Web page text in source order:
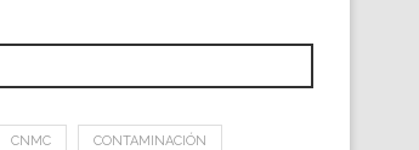
CNMC CONTAMINACIÓN